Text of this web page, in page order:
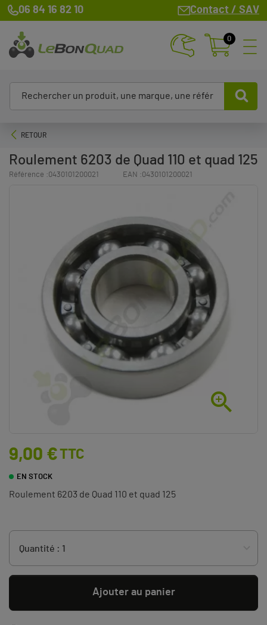
06 84 16 82 10 Contact / SAV
0
RETOUR
Roulement 6203 de Quad 110 et quad 125
Référence :0430101200021 EAN :0430101200021

9,00 €TTC
EN STOCK
Roulement 6203 de Quad 110 et quad 125
Ajouter au panier